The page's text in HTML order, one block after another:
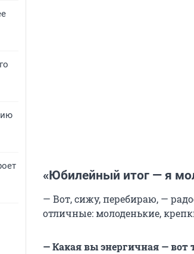
«Юбилейный итог — я
— Вот, сижу, перебираю, —
отличные: молоденькие,
— Какая вы энергичная — вот